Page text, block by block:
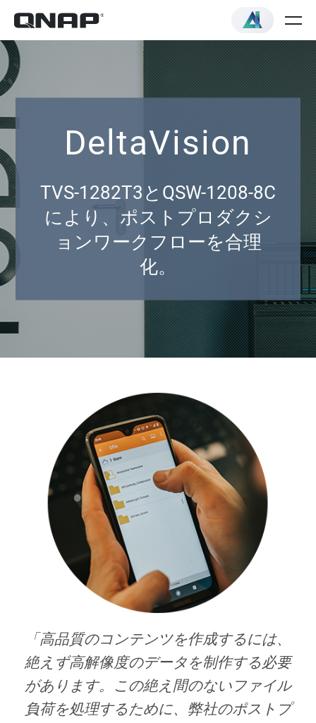
DeltaVision
TVS-1282T3とQSW-1208-8C
により、ポストプロダクシ
ョンワークフローを合理
化。
「高品質のコンテンツを作成するには、
絶えず高解像度のデータを制作する必要
があります。この絶え間のないファイル
負荷を処理するために、弊社のポストプ